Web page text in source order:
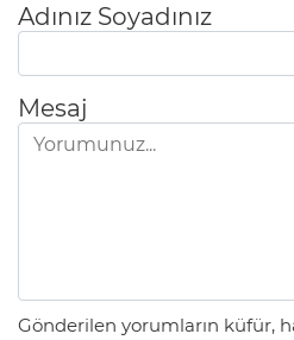
Adınız Soyadınız
Mesaj
Gönderilen yorumların küfür,